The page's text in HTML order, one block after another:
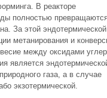
В реакторе
полностью
За этой эндотермической
метанирования и
между оксидами
является
газа, а в случае
экзотермической.